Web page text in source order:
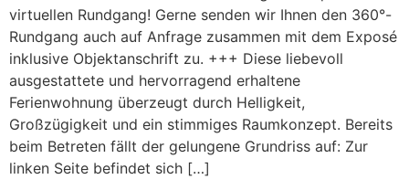
virtuellen Rundgang! Gerne senden wir Ihnen den 360°-
Rundgang auch auf Anfrage zusammen mit dem Exposé
inklusive Objektanschrift zu. +++ Diese liebevoll
ausgestattete und hervorragend erhaltene
Ferienwohnung überzeugt durch Helligkeit,
Großzügigkeit und ein stimmiges Raumkonzept. Bereits
beim Betreten fällt der gelungene Grundriss auf: Zur
linken Seite befindet sich […]